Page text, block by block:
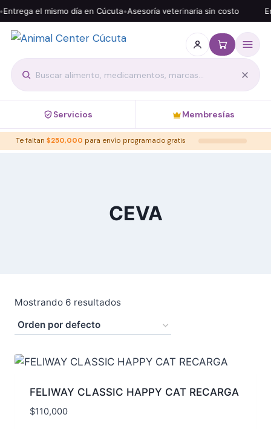
Entrega el mismo día en Cúcuta•Asesoría veterinaria sin costo
Servicios Membresías
Te faltan $250,000 para envío programado gratis
CEVA
Mostrando 6 resultados
FELIWAY CLASSIC HAPPY CAT RECARGA
$110,000